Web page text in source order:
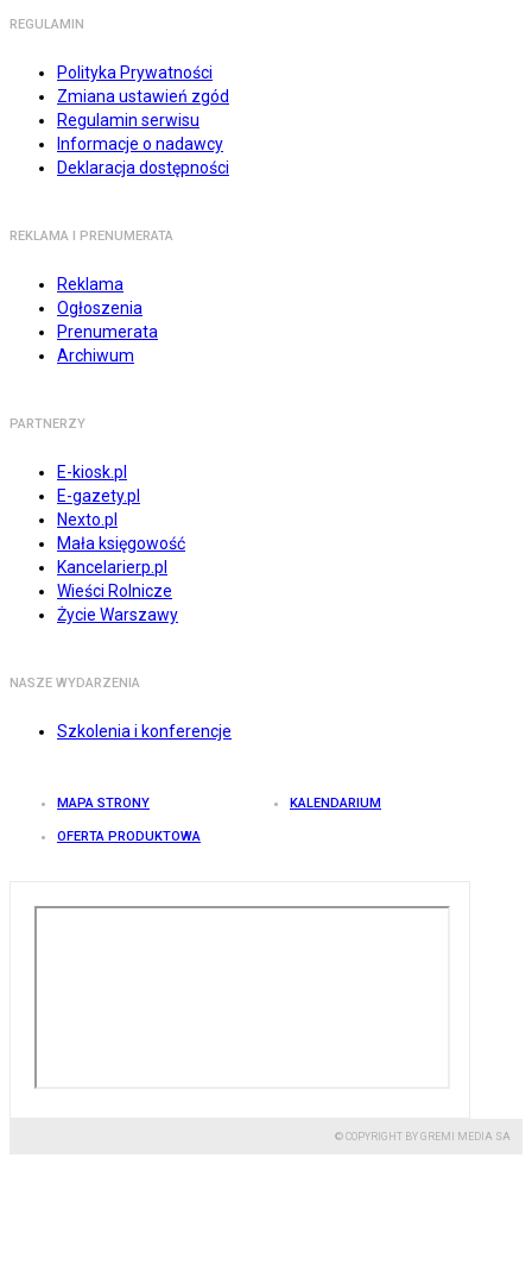
REGULAMIN
Polityka Prywatności
Zmiana ustawień zgód
Regulamin serwisu
Informacje o nadawcy
Deklaracja dostępności
REKLAMA I PRENUMERATA
Reklama
Ogłoszenia
Prenumerata
Archiwum
PARTNERZY
E-kiosk.pl
E-gazety.pl
Nexto.pl
Mała księgowość
Kancelarierp.pl
Wieści Rolnicze
Życie Warszawy
NASZE WYDARZENIA
Szkolenia i konferencje
MAPA STRONY KALENDARIUM
OFERTA PRODUKTOWA
© COPYRIGHT BY GREMI MEDIA SA